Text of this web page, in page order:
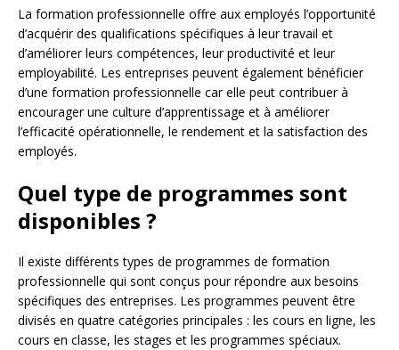
La formation professionnelle offre aux employés l’opportunité
d’acquérir des qualifications spécifiques à leur travail et
d’améliorer leurs compétences, leur productivité et leur
employabilité. Les entreprises peuvent également bénéficier
d’une formation professionnelle car elle peut contribuer à
encourager une culture d’apprentissage et à améliorer
l’efficacité opérationnelle, le rendement et la satisfaction des
employés.
Quel type de programmes sont
disponibles ?
Il existe différents types de programmes de formation
professionnelle qui sont conçus pour répondre aux besoins
spécifiques des entreprises. Les programmes peuvent être
divisés en quatre catégories principales : les cours en ligne, les
cours en classe, les stages et les programmes spéciaux.